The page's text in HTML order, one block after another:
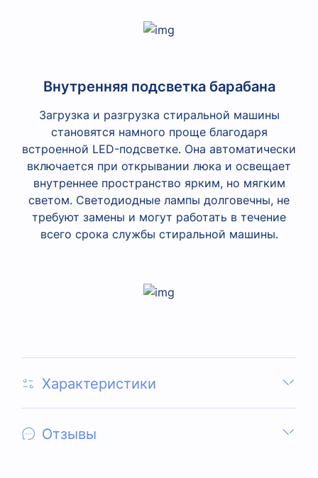
Внутренняя подсветка барабана
Загрузка и разгрузка стиральной машины
становятся намного проще благодаря
встроенной LED-подсветке. Она автоматически
включается при открывании люка и освещает
внутреннее пространство ярким, но мягким
светом. Светодиодные лампы долговечны, не
требуют замены и могут работать в течение
всего срока службы стиральной машины.
Характеристики
Отзывы